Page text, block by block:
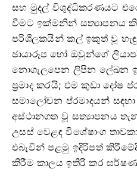
සහ මුදල් විශුද්ධිකරණයට
වීමට ඉක්මනින් සත්‍යාපනය
පරිශීලකයින් කල් ඉකුත් වූ
ඡායාරූප හෝ ඔවුන්ගේ
නොගැලපෙන ලිපින ලේඛන
ප්‍රමාද කරයි; එම කුඩා දෝෂ
සමාලෝචන ප්රමාදයන්
අස්ථානගත වූ සත්‍යාපනය
උසස් වෙළඳ විශේෂාංග
එබැවින් පළමු ඉදිරිපත්
කිරීම කාලය ඉතිරි කර